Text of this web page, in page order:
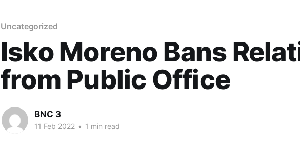
Uncategorized
Isko Moreno Bans
from Public Office
BNC 3
11 Feb 2022 • 1 min read